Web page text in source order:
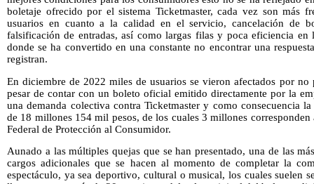
boletaje ofrecido por el sistema Ticketmaster, cada vez son más
usuarios en cuanto a la calidad en el servicio, cancelación de
falsificación de entradas, así como largas filas y poca eficiencia en
donde se ha convertido en una constante no encontrar una
registran.
En diciembre de 2022 miles de usuarios se vieron afectados por
pesar de contar con un boleto oficial emitido directamente por la
una demanda colectiva contra Ticketmaster y como consecuencia
de 18 millones 154 mil pesos, de los cuales 3 millones
Federal de Protección al Consumidor.
Aunado a las múltiples quejas que se han presentado, una de las
cargos adicionales que se hacen al momento de completar la
espectáculo, ya sea deportivo, cultural o musical, los cuales suelen